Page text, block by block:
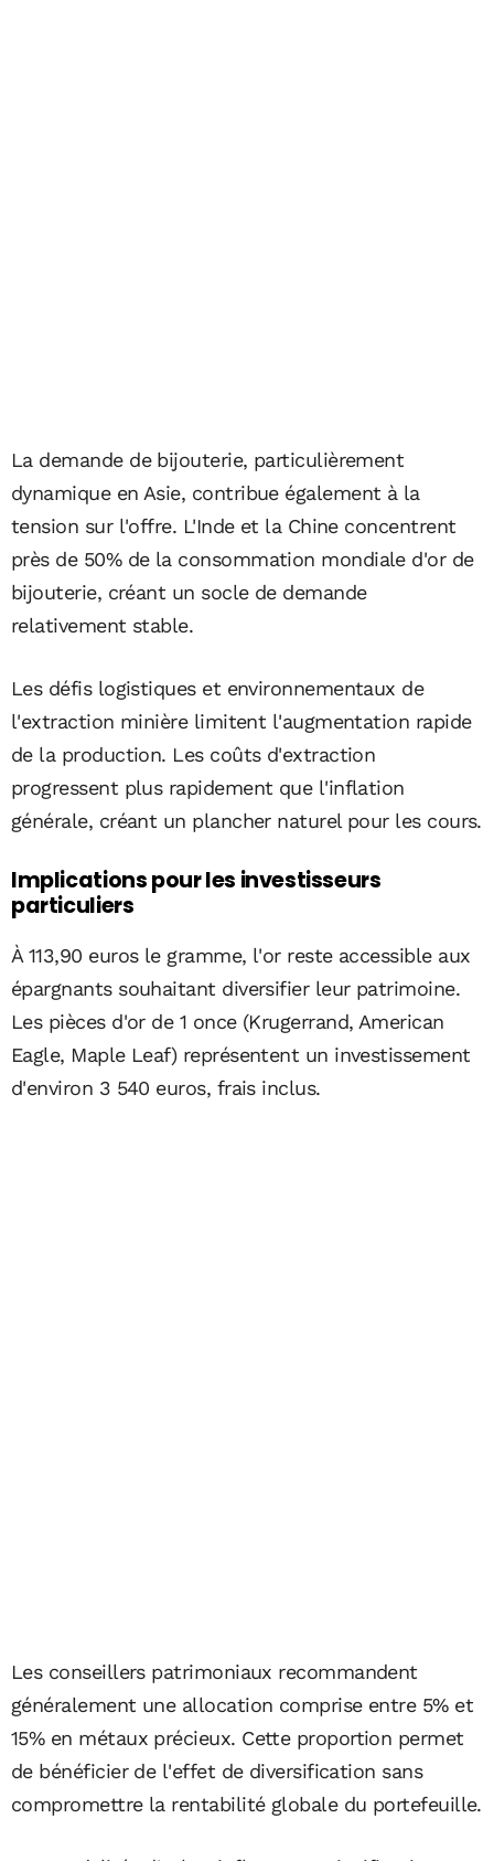
La demande de bijouterie, particulièrement
dynamique en Asie, contribue également à la
tension sur l'offre. L'Inde et la Chine concentrent
près de 50% de la consommation mondiale d'or de
bijouterie, créant un socle de demande
relativement stable.
Les défis logistiques et environnementaux de
l'extraction minière limitent l'augmentation rapide
de la production. Les coûts d'extraction
progressent plus rapidement que l'inflation
générale, créant un plancher naturel pour les cours.
Implications pour les investisseurs
particuliers
À 113,90 euros le gramme, l'or reste accessible aux
épargnants souhaitant diversifier leur patrimoine.
Les pièces d'or de 1 once (Krugerrand, American
Eagle, Maple Leaf) représentent un investissement
d'environ 3 540 euros, frais inclus.
Les conseillers patrimoniaux recommandent
généralement une allocation comprise entre 5% et
15% en métaux précieux. Cette proportion permet
de bénéficier de l'effet de diversification sans
compromettre la rentabilité globale du portefeuille.